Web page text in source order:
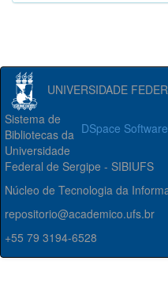
UNIVERSIDADE
DSpace Software
Sistema de
Bibliotecas da
Universidade
Federal de Sergipe - SIBIUFS
Núcleo de Tecnologia da
repositorio@academico.ufs.br
+55 79 3194-6528